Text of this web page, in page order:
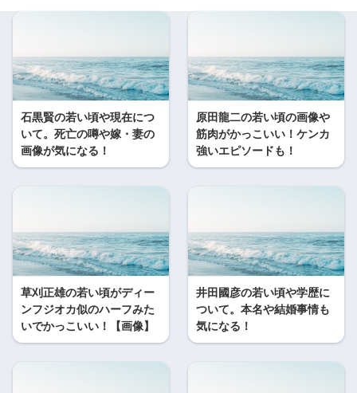
石黒賢の若い頃や現在につ
いて。死亡の噂や嫁・妻の
画像が気になる！
原田龍二の若い頃の画像や
筋肉がかっこいい！ケンカ
強いエピソードも！
草刈正雄の若い頃がディー
ンフジオカ似のハーフみた
いでかっこいい！【画像】
井田國彦の若い頃や学歴に
ついて。本名や結婚事情も
気になる！